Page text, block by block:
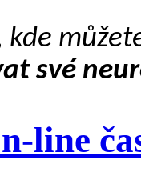
kde
své
line